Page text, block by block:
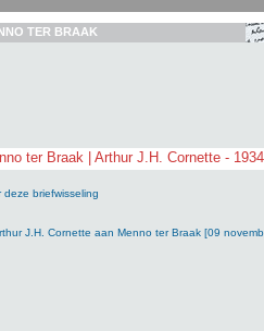
TER BRAAK
ter Braak | Arthur J.H. Cornette -
deze briefwisseling
J.H. Cornette aan Menno ter Braak [09